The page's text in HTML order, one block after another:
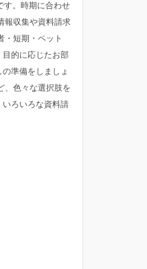
す。時期に合わせ
報収集や資料請求
・短期・ペット
的に応じたお部
準備をしましょ
、色々な選択肢を
ろいろな資料請